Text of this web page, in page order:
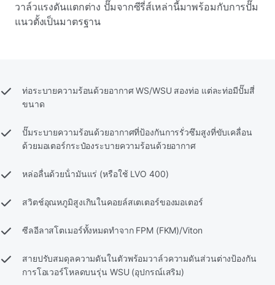
วาล์วแรงดันแตกต่าง ปั๊มจากซีรี่ส์เหล่านี้มาพร้อมกับการปั๊ม
แนวตั้งเป็นมาตรฐาน
ท่อระบายความร้อนด้วยอากาศ WS/WSU สองท่อ แต่ละท่อมีปั๊มสี่
ขนาด
ปั๊มระบายความร้อนด้วยอากาศที่ป้องกันการรั่วซึมสูงที่ขับเคลื่อน
ด้วยมอเตอร์กระป๋องระบายความร้อนด้วยอากาศ
หล่อลื่นด้วยน้ํามันแร่ (หรือใช้ LVO 400)
สวิตช์อุณหภูมิสูงเกินในคอยล์สเตเตอร์ของมอเตอร์
ซีลอีลาสโตเมอร์ทั้งหมดทําจาก FPM (FKM)/Viton
สายปรับสมดุลความดันในตัวพร้อมวาล์วความดันส่วนต่างป้องกัน
การโอเวอร์โหลดบนรุ่น WSU (อุปกรณ์เสริม)